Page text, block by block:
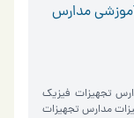
مدارس
تجهیزات فیزیک
مدارس تجهیزات